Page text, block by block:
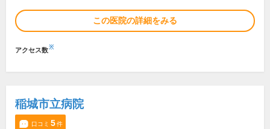
この医院の詳細をみる
アクセス数※
稲城市立病院
口コミ 5件